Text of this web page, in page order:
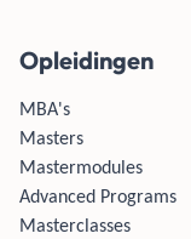
Opleidingen
MBA's
Masters
Mastermodules
Advanced Programs
Masterclasses